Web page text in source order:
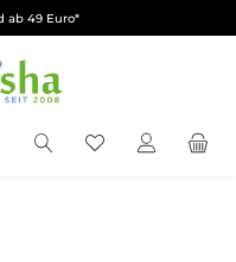
ab 49 Euro*
Du hast 0